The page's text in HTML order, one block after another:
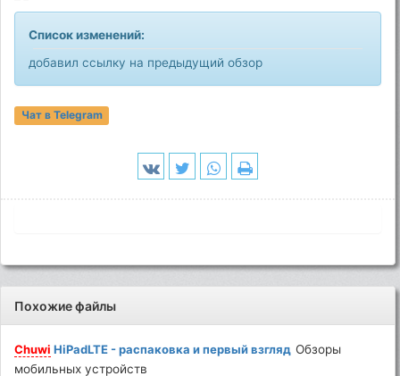
Список изменений:
добавил ссылку на предыдущий обзор
Чат в Telegram
Похожие файлы
Chuwi HiPadLTE - распаковка и первый взгляд Обзоры
мобильных устройств